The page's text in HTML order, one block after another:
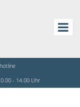
- 14.00 Uhr